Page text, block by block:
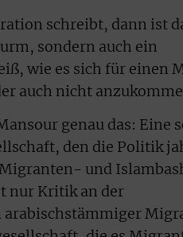
schreibt, dann ist
sondern auch ein
wie es sich für einen
auch nicht
genau das: Eine
den die Politik
und
nur Kritik an der